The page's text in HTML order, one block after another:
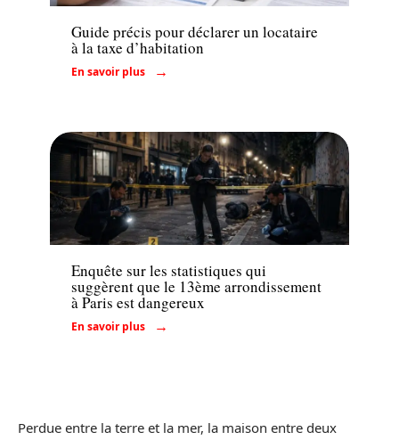
Guide précis pour déclarer un locataire
à la taxe d’habitation
En savoir plus
Conseils
Enquête sur les statistiques qui
suggèrent que le 13ème arrondissement
à Paris est dangereux
En savoir plus
Perdue entre la terre et la mer, la maison entre deux